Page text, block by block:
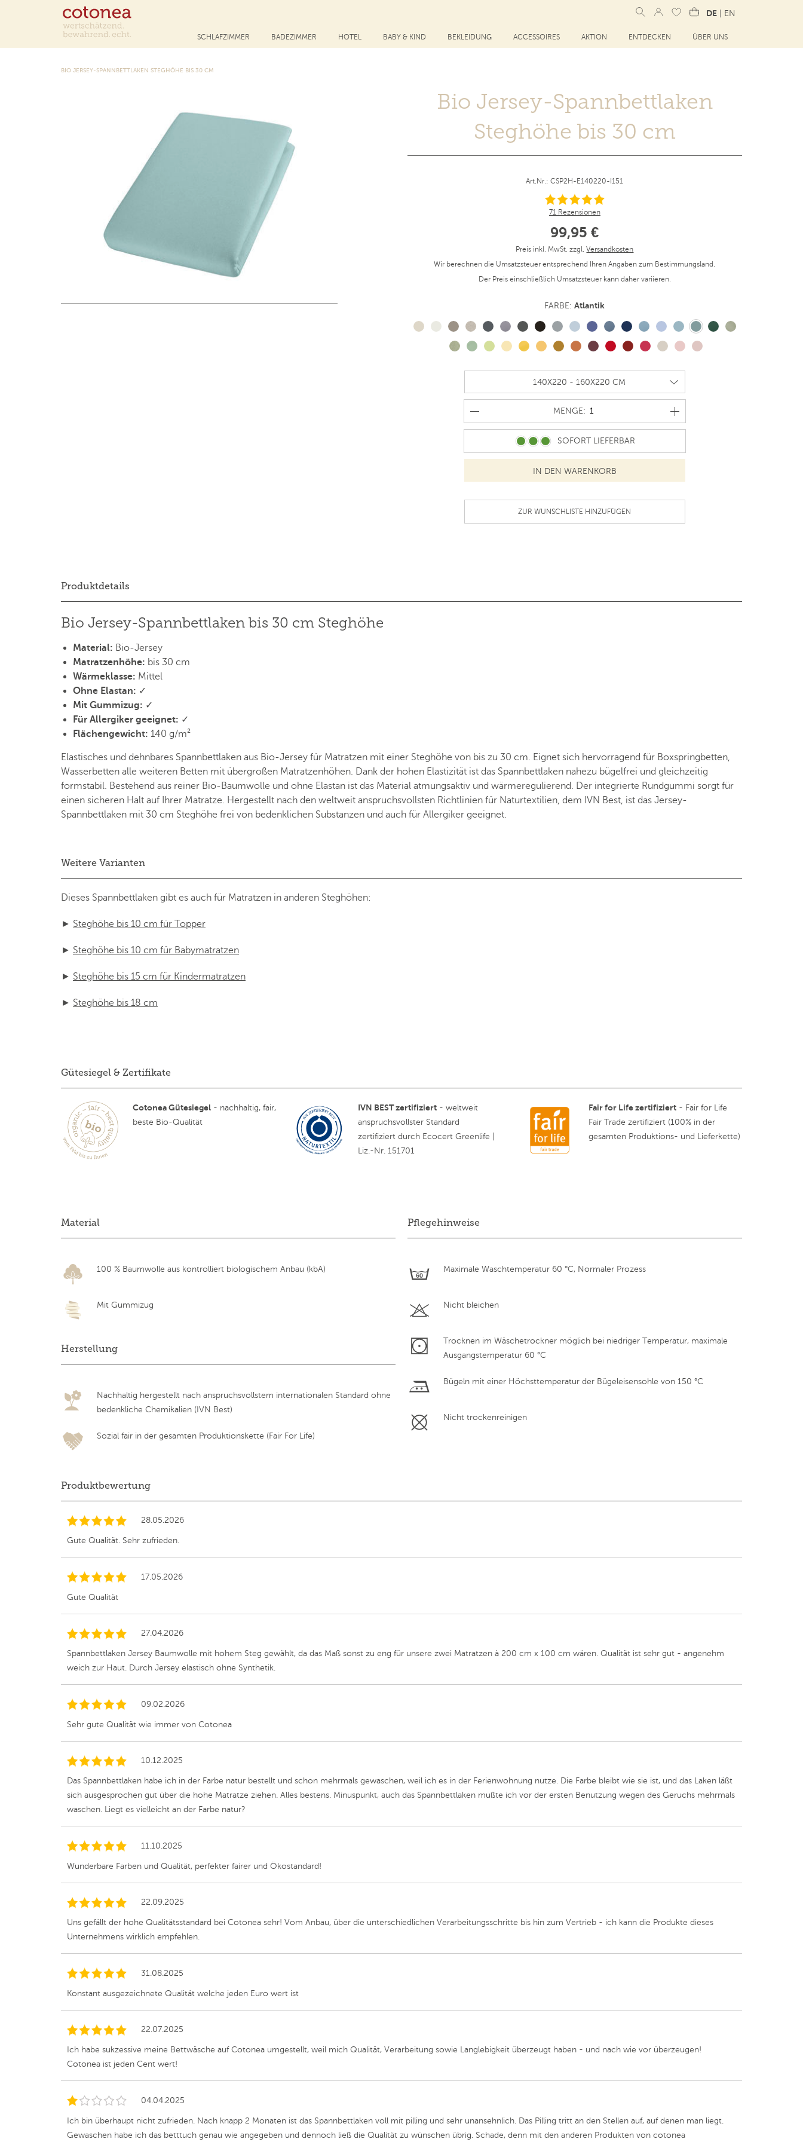
SCHLAFZIMMER BADEZIMMER HOTEL BABY & KIND BEKLEIDUNG ACCESSOIRES AKTION ENTDECKEN ÜBER UNS
DE EN
BIO JERSEY-SPANNBETTLAKEN STEGHÖHE BIS 30 CM
Bio Jersey-Spannbettlaken
Steghöhe bis 30 cm
Art.Nr.: CSP2H-E140220-I151
71 Rezensionen
99,95 €
Preis inkl. MwSt. zzgl.Versandkosten
Wir berechnen die Umsatzsteuer entsprechend Ihren Angaben zum Bestimmungsland.
Der Preis einschließlich Umsatzsteuer kann daher variieren.
FARBE:Atlantik
MENGE: MENGE
SOFORT LIEFERBAR
ZUR WUNSCHLISTE HINZUFÜGEN
Produktdetails
Bio Jersey-Spannbettlaken bis 30 cm Steghöhe
Material: Bio-Jersey
Matratzenhöhe: bis 30 cm
Wärmeklasse: Mittel
Ohne Elastan: ✓
Mit Gummizug: ✓
Für Allergiker geeignet: ✓
Flächengewicht: 140 g/m²
Elastisches und dehnbares Spannbettlaken aus Bio-Jersey für Matratzen mit einer Steghöhe von bis zu 30 cm. Eignet sich hervorragend für Boxspringbetten,
Wasserbetten alle weiteren Betten mit übergroßen Matratzenhöhen. Dank der hohen Elastizität ist das Spannbettlaken nahezu bügelfrei und gleichzeitig
formstabil. Bestehend aus reiner Bio-Baumwolle und ohne Elastan ist das Material atmungsaktiv und wärmeregulierend. Der integrierte Rundgummi sorgt für
einen sicheren Halt auf Ihrer Matratze. Hergestellt nach den weltweit anspruchsvollsten Richtlinien für Naturtextilien, dem IVN Best, ist das Jersey-
Spannbettlaken mit 30 cm Steghöhe frei von bedenklichen Substanzen und auch für Allergiker geeignet.
Weitere Varianten
Dieses Spannbettlaken gibt es auch für Matratzen in anderen Steghöhen:
► Steghöhe bis 10 cm für Topper
► Steghöhe bis 10 cm für Babymatratzen
► Steghöhe bis 15 cm für Kindermatratzen
► Steghöhe bis 18 cm
Gütesiegel & Zertifikate
Cotonea Gütesiegel - nachhaltig, fair,
beste Bio-Qualität
IVN BEST zertifiziert- weltweit
anspruchsvollster Standard
zertifiziert durch Ecocert Greenlife |
Liz.-Nr. 151701
Fair for Life zertifiziert - Fair for Life
Fair Trade zertifiziert (100% in der
gesamten Produktions- und Lieferkette)
Material
100 % Baumwolle aus kontrolliert biologischem Anbau (kbA)
Mit Gummizug
Herstellung
Nachhaltig hergestellt nach anspruchsvollstem internationalen Standard ohne
bedenkliche Chemikalien (IVN Best)
Sozial fair in der gesamten Produktionskette (Fair For Life)
Pflegehinweise
Maximale Waschtemperatur 60 °C, Normaler Prozess
Nicht bleichen
Trocknen im Wäschetrockner möglich bei niedriger Temperatur, maximale
Ausgangstemperatur 60 °C
Bügeln mit einer Höchsttemperatur der Bügeleisensohle von 150 °C
Nicht trockenreinigen
Produktbewertung
28.05.2026
Gute Qualität. Sehr zufrieden.
17.05.2026
Gute Qualität
27.04.2026
Spannbettlaken Jersey Baumwolle mit hohem Steg gewählt, da das Maß sonst zu eng für unsere zwei Matratzen à 200 cm x 100 cm wären. Qualität ist sehr gut - angenehm
weich zur Haut. Durch Jersey elastisch ohne Synthetik.
09.02.2026
Sehr gute Qualität wie immer von Cotonea
10.12.2025
Das Spannbettlaken habe ich in der Farbe natur bestellt und schon mehrmals gewaschen, weil ich es in der Ferienwohnung nutze. Die Farbe bleibt wie sie ist, und das Laken läßt
sich ausgesprochen gut über die hohe Matratze ziehen. Alles bestens. Minuspunkt, auch das Spannbettlaken mußte ich vor der ersten Benutzung wegen des Geruchs mehrmals
waschen. Liegt es vielleicht an der Farbe natur?
11.10.2025
Wunderbare Farben und Qualität, perfekter fairer und Ökostandard!
22.09.2025
Uns gefällt der hohe Qualitätsstandard bei Cotonea sehr! Vom Anbau, über die unterschiedlichen Verarbeitungsschritte bis hin zum Vertrieb - ich kann die Produkte dieses
Unternehmens wirklich empfehlen.
31.08.2025
Konstant ausgezeichnete Qualität welche jeden Euro wert ist
22.07.2025
Ich habe sukzessive meine Bettwäsche auf Cotonea umgestellt, weil mich Qualität, Verarbeitung sowie Langlebigkeit überzeugt haben - und nach wie vor überzeugen!
Cotonea ist jeden Cent wert!
04.04.2025
Ich bin überhaupt nicht zufrieden. Nach knapp 2 Monaten ist das Spannbettlaken voll mit pilling und sehr unansehnlich. Das Pilling tritt an den Stellen auf, auf denen man liegt.
Gewaschen habe ich das betttuch genau wie angegeben und dennoch ließ die Qualität zu wünschen übrig. Schade, denn mit den anderen Produkten von cotonea